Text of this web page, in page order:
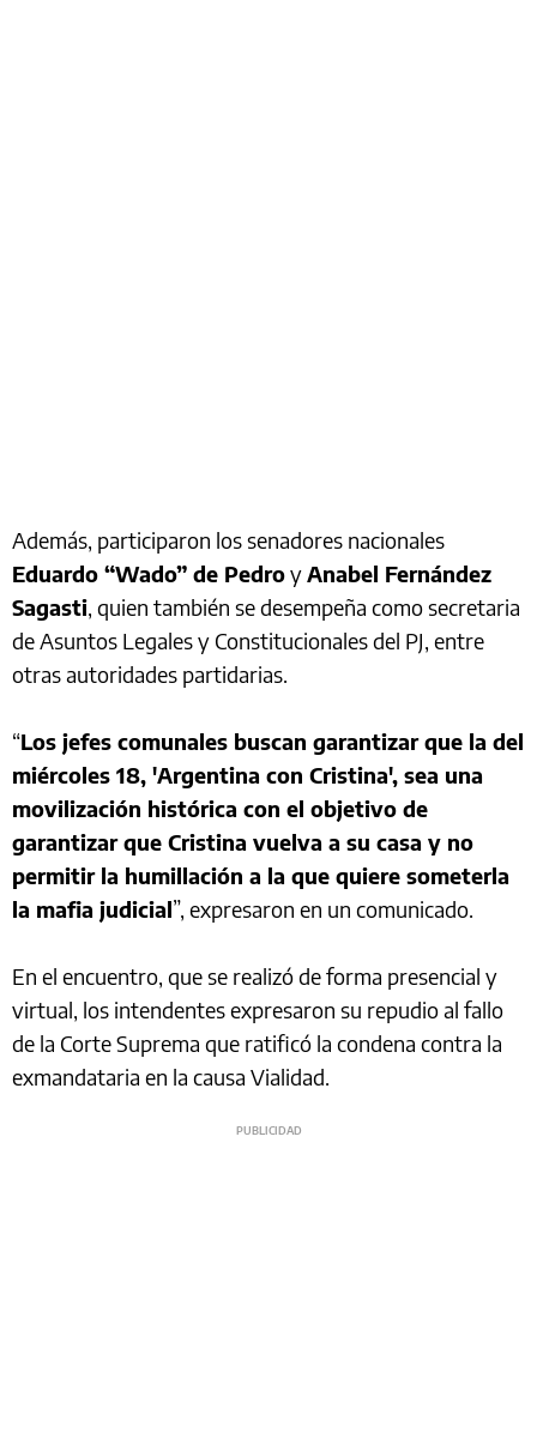
Además, participaron los senadores nacionales
Eduardo “Wado” de PedroyAnabel Fernández
Sagasti, quien también se desempeña como secretaria
de Asuntos Legales y Constitucionales del PJ, entre
otras autoridades partidarias.
“Los jefes comunales buscan garantizar que la del
miércoles 18, 'Argentina con Cristina', sea una
movilización histórica con el objetivo de
garantizar que Cristina vuelva a su casa y no
permitir la humillación a la que quiere someterla
la mafia judicial”, expresaron en un comunicado.
En el encuentro, que se realizó de forma presencial y
virtual, los intendentes expresaron su repudio al fallo
de la Corte Suprema que ratificó la condena contra la
exmandataria en la causa Vialidad.